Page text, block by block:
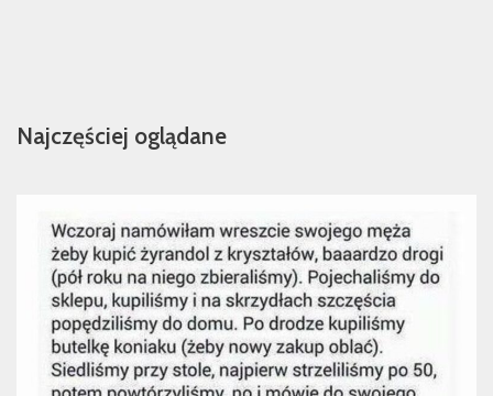
Najczęściej oglądane